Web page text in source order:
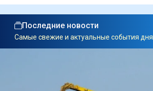
Последние новости
Самые свежие и актуальные события дня